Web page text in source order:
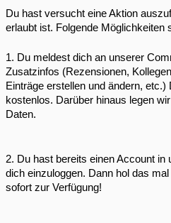
Du hast versucht eine Aktion
erlaubt ist. Folgende Möglichkeiten
1. Du meldest dich an unserer
Zusatzinfos (Rezensionen,
Einträge erstellen und ändern,
kostenlos. Darüber hinaus legen
Daten.
2. Du hast bereits einen Account
dich einzuloggen. Dann hol das
sofort zur Verfügung!